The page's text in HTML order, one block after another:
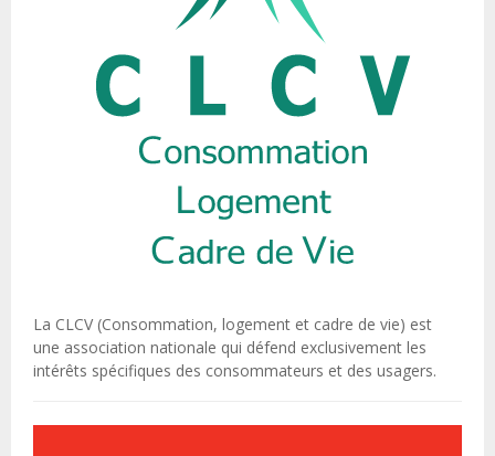
La CLCV (Consommation, logement et cadre de vie) est
une association nationale qui défend exclusivement les
intérêts spécifiques des consommateurs et des usagers.